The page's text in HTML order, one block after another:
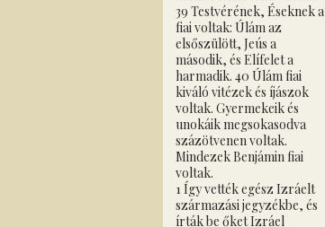
39 Testvérének, Éseknek a
fiai voltak: Úlám az
elsőszülött, Jeús a
második, és Elífelet a
harmadik. 40 Úlám fiai
kiváló vitézek és íjászok
voltak. Gyermekeik és
unokáik megsokasodva
százötvenen voltak.
Mindezek Benjámin fiai
voltak.
1 Így vették egész Izráelt
származási jegyzékbe, és
írták be őket Izráel